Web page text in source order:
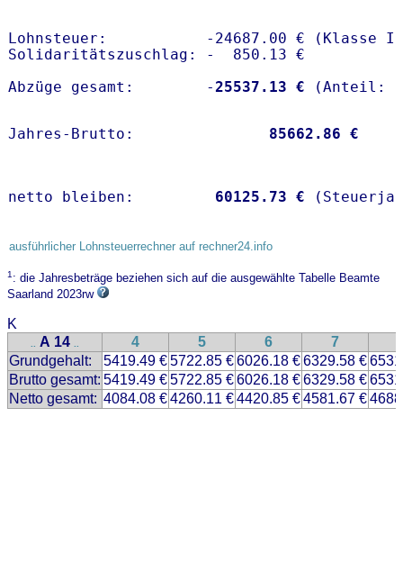
Lohnsteuer:           -24687.00 € (Klasse I)
Solidaritätszuschlag: -  850.13 €
Abzüge gesamt:        -25537.13 €
Jahres-Brutto: 85662.86 €
netto bleiben: 60125.73 €
ausführlicher Lohnsteuerrechner auf rechner24.info
1: die Jahresbeträge beziehen sich auf die ausgewählte Tabelle Beamte
Saarland 2023rw
K
.. A 14 .. 4 5 6 7
Grundgehalt:
5419.49 €5722.85 €6026.18 €6329.58 €
Brutto gesamt: 5419.49 €5722.85 €6026.18 €6329.58 €
Netto gesamt: 4084.08 €4260.11 €4420.85 €4581.67 €